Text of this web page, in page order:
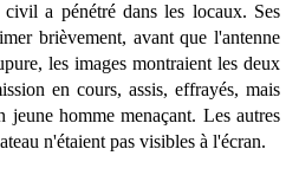
a pénétré dans les locaux. Ses
brièvement, avant que l'antenne
les images montraient les deux
en cours, assis, effrayés, mais
jeune homme menaçant. Les autres
n'étaient pas visibles à l'écran.